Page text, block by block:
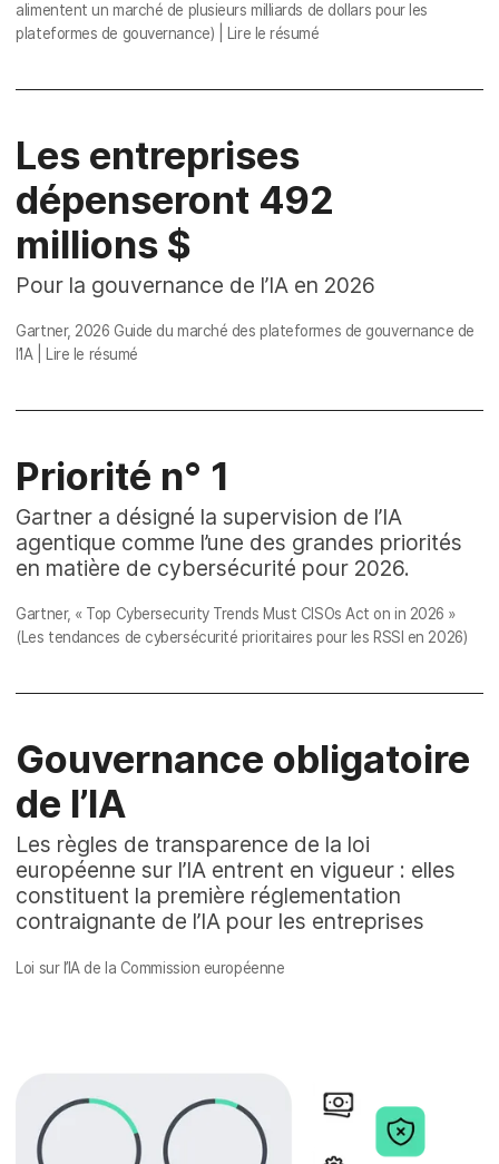
alimentent un marché de plusieurs milliards de dollars pour les
plateformes de gouvernance)
Lire le résumé
Les entreprises
dépenseront 492
millions $
Pour la gouvernance de l’IA en 2026
Gartner, 2026 Guide du marché des plateformes de gouvernance de
l’IA| Lire le résumé
Priorité n° 1
Gartner a désigné la supervision de l’IA
agentique comme l’une des grandes priorités
en matière de cybersécurité pour 2026.
Gartner, « Top Cybersecurity Trends Must CISOs Act on in 2026 »
(Les tendances de cybersécurité prioritaires pour les RSSI en 2026)
Gouvernance obligatoire
de l’IA
Les règles de transparence de la loi
européenne sur l’IA entrent en vigueur : elles
constituent la première réglementation
contraignante de l’IA pour les entreprises
Loi sur l’IA de la Commission européenne